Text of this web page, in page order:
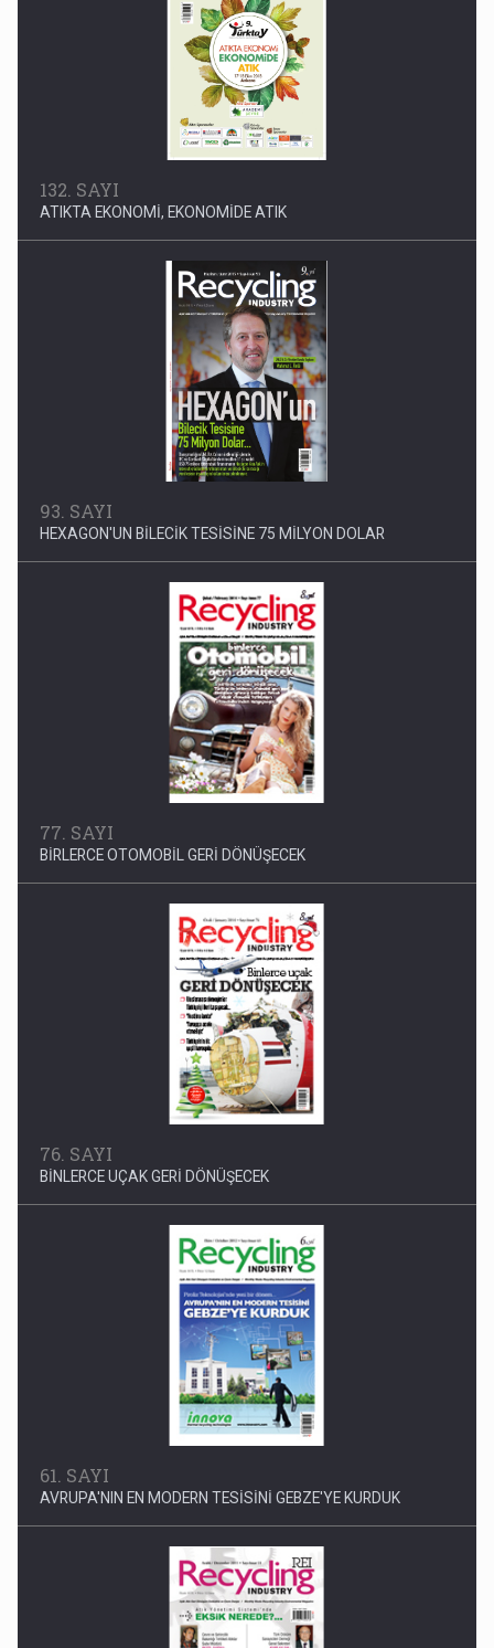
132. SAYI
ATIKTA EKONOMİ, EKONOMİDE ATIK
93. SAYI
HEXAGON'UN BİLECİK TESİSİNE 75 MİLYON DOLAR
77. SAYI
BİRLERCE OTOMOBİL GERİ DÖNÜŞECEK
76. SAYI
BİNLERCE UÇAK GERİ DÖNÜŞECEK
61. SAYI
AVRUPA'NIN EN MODERN TESİSİNİ GEBZE'YE KURDUK